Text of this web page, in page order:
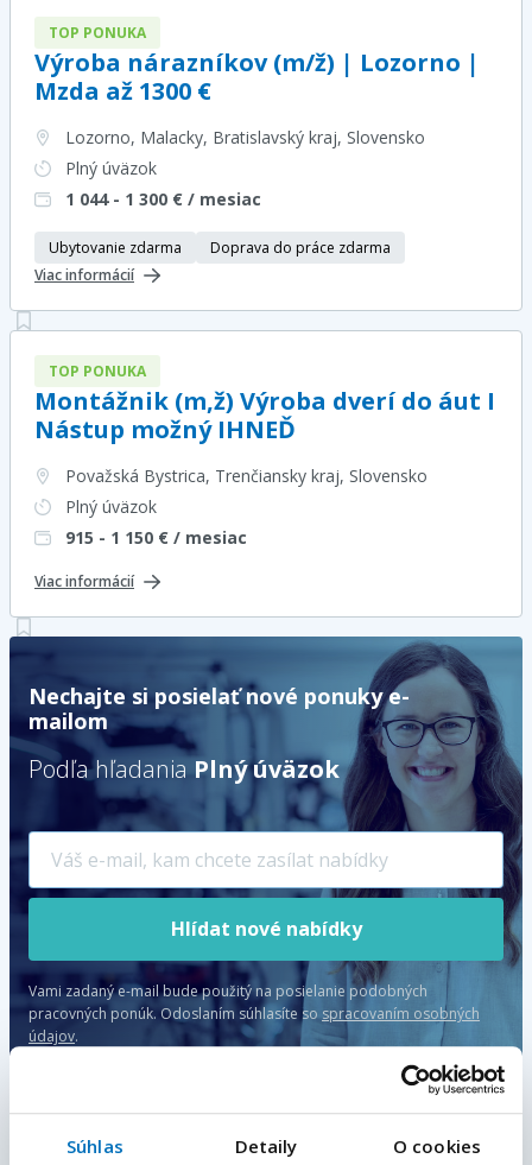
Súhlas Detaily O cookies
TOP PONUKA
Výroba nárazníkov (m/ž) | Lozorno |
Mzda až 1300 €
Lozorno, Malacky, Bratislavský kraj, Slovensko
Plný úväzok
1 044 - 1 300 € / mesiac
Ubytovanie zdarma
Doprava do práce zdarma
Viac informácií
TOP PONUKA
Montážnik (m,ž) Výroba dverí do áut I
Nástup možný IHNEĎ
Považská Bystrica, Trenčiansky kraj, Slovensko
Plný úväzok
915 - 1 150 € / mesiac
Viac informácií
Nechajte si posielať nové ponuky e-
mailom
Podľa hľadania Plný úväzok
Hlídat nové nabídky
Vami zadaný e-mail bude použitý na posielanie podobných
pracovných ponúk.Odoslaním súhlasíte so spracovaním osobných
údajov.
TOP PONUKA